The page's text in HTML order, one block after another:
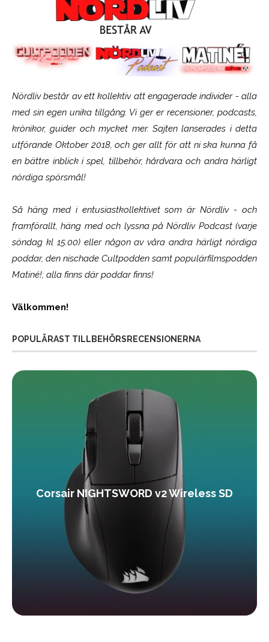
Nördliv består av ett kollektiv att engagerade individer - alla
med sin egen unika tillgång. Vi ger er recensioner, podcasts,
krönikor, guider och mycket mer. Sajten lanserades i detta
utförande Oktober 2018, och ger allt för att ni ska kunna få
en bättre inblick i spel, tillbehör, hårdvara och andra härligt
nördiga spörsmål!
Så häng med i entusiastkollektivet som ärNördliv- och
framförallt, häng med och lyssna på Nördliv Podcast (varje
söndag kl 15.00) eller någon av våra andra härligt nördiga
poddar, den nischade Cultpodden samt populärfilmspodden
Matiné!; alla finns där poddar finns!
Välkommen!
POPULÄRAST TILLBEHÖRSRECENSIONERNA
Corsair NIGHTSWORD v2 Wireless SD